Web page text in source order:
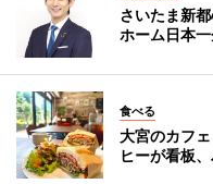
さいたま新
ホーム日本
食べる
大宮のカフ
ヒーが看板